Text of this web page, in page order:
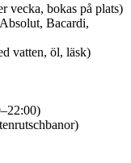
vecka, bokas på plats)
Bacardi,
vatten, öl, läsk)